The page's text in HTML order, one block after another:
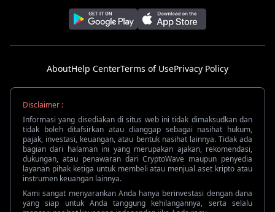
AboutHelp CenterTerms of UsePrivacy Policy
Disclaimer :
Informasi yang disediakan di situs web ini tidak dimaksudkan dan
tidak boleh ditafsirkan atau dianggap sebagai nasihat hukum,
pajak, investasi, keuangan, atau bentuk nasihat lainnya. Tidak ada
bagian dari halaman ini yang merupakan ajakan, rekomendasi,
dukungan, atau penawaran dari CryptoWave maupun penyedia
layanan pihak ketiga untuk membeli atau menjual aset kripto atau
instrumen keuangan lainnya.
Kami sangat menyarankan Anda hanya berinvestasi dengan dana
yang siap untuk Anda tanggung kehilangannya, serta selalu